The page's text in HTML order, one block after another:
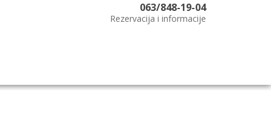
063/848-19-04
Rezervacija i informacije